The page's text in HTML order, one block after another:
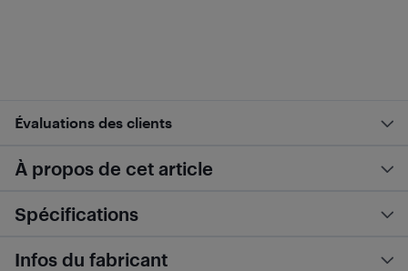
Évaluations des clients
À propos de cet article
Spécifications
Infos du fabricant